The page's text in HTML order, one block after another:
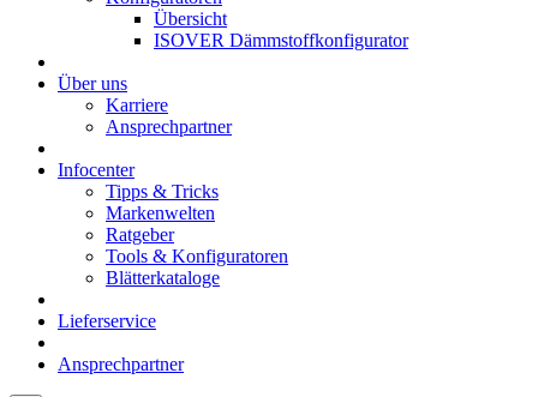
Übersicht
ISOVER Dämmstoffkonfigurator
Über uns
Karriere
Ansprechpartner
Infocenter
Tipps & Tricks
Markenwelten
Ratgeber
Tools & Konfiguratoren
Blätterkataloge
Lieferservice
Ansprechpartner